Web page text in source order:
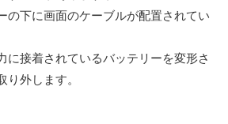
の下に画面のケーブルが配置されてい
に接着されているバッテリーを変形さ
外します。